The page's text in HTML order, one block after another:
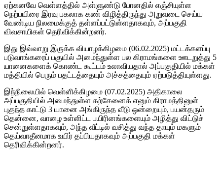
ஏற்கனவே வெள்ளத்தில் அள்ளுண்டு போனதில் எஞ்சியுள்ள
நெற்பயிரை இரவு பகலாக கண் விழித்திருந்து அறுவடை செய்ய
வேண்டிய நிலமைக்குத் தள்ளப்பட்டுள்ளதாகவும், அப்பகுதி
விவசாயிகள் தெரிவிக்கின்றனர்.
இது இவ்வாறு இருக்க வியாழக்கிழமை (06.02.2025) மட்டக்களப்பு
படுவாங்கரைப் பகுயில் அமைந்துள்ள பல கிராமங்களை ஊடறுத்து 5
யானைகளைக் கொண்ட கூட்டம் உலாவியதால் அப்பகுதியில் மக்கள்
மத்தியில் பெரும் பதட்டத்தையும் அச்சத்தையும் ஏற்படுத்தியுள்ளது.
இந்நிலையில் வெள்ளிக்கிழமை (07.02.2025) அதிகாலை
அப்பகுதியில் அமைந்துள்ள கற்சேனைக் எனும் கிராமத்தினுள்
புகுந்த காட்டு 3 யானை அங்கிருந்த வீடு ஒன்றையும், பயன்தரும்
தென்னை, வாழை உள்ளிட்ட பயிரினங்களையும் அழித்து விட்டுச்
சென்றுள்ளதாகவும், அந்த வீட்டில் வசித்து வந்த தாயும் மகளும்
தெய்வாதீனமாக உயிர் தப்பியதாகவும் அப்பகுதி மக்கள்
தெரிவிக்கின்றனர்.